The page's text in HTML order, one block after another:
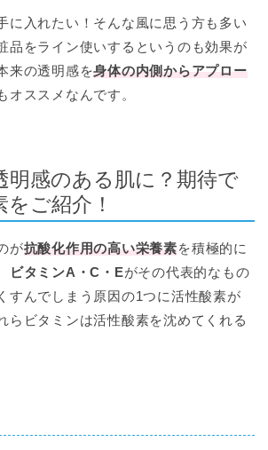
に入れたい！そんな風に思う方も多い
品をライン使いするというのも効果が
来の透明感を身体の内側からアプロー
オススメなんです。
明感のある肌に？期待で
ご紹介！
が抗酸化作用の高い栄養素を積極的に
ビタミンA・C・Eがその代表的なもの
すんでしまう原因の1つに活性酸素が
らビタミンは活性酸素を沈めてくれる